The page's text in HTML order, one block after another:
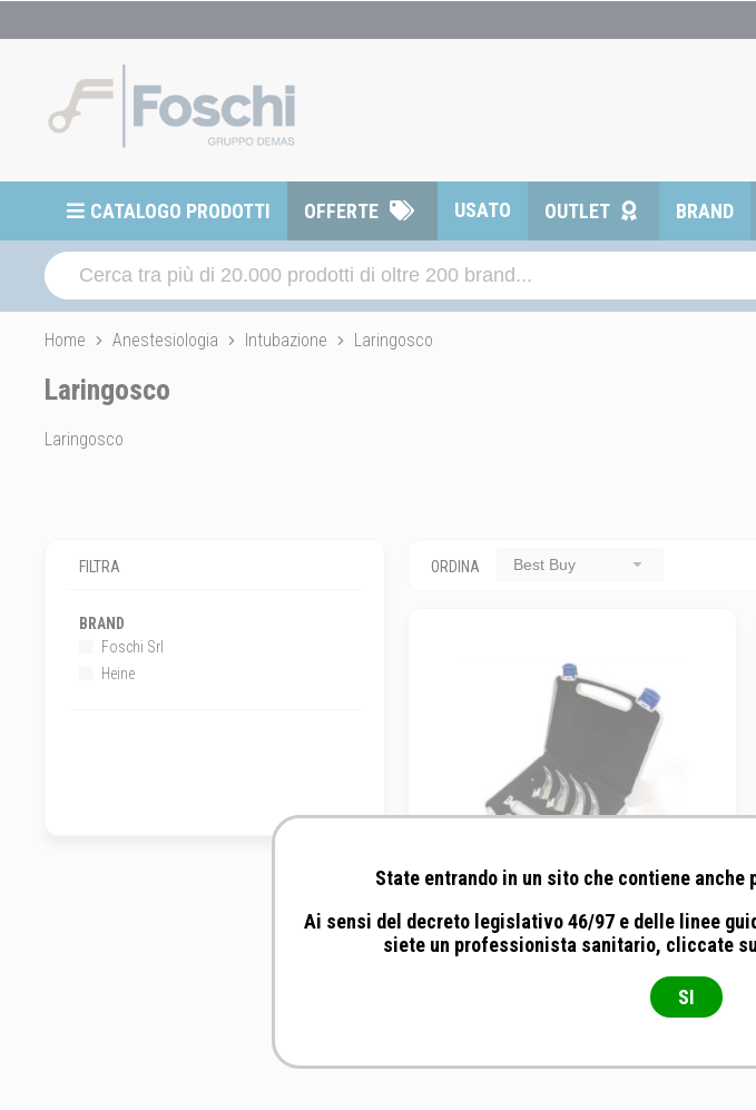
CATALOGO PRODOTTI OFFERTE USATO OUTLET BRAND
Home Anestesiologia Intubazione Laringosco
Laringosco
Laringosco
FILTRA
BRAND
Foschi Srl
Heine
ORDINA Best Buy
Foschi Srl - Set laringoscopio 4 Lame
curve Macinstosh
State entrando in un sito che contiene
Ai sensi del decreto legislativo 46/97 e delle linee
siete un professionista sanitario, cliccate
SI